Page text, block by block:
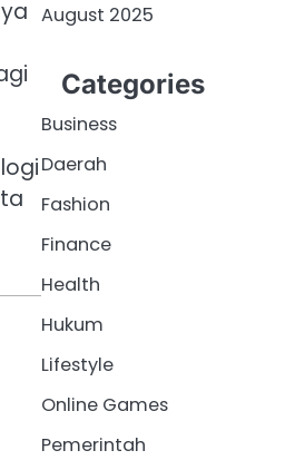
August 2025
Categories
Business
Daerah
Fashion
Finance
Health
Hukum
Lifestyle
Online Games
Pemerintah